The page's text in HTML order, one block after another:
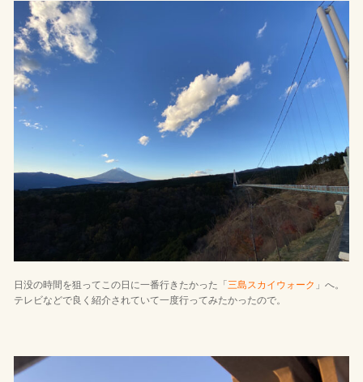
日没の時間を狙ってこの日に一番行きたかった「 三島スカイウォーク 」へ。
テレビなどで良く紹介されていて一度行ってみたかったので。